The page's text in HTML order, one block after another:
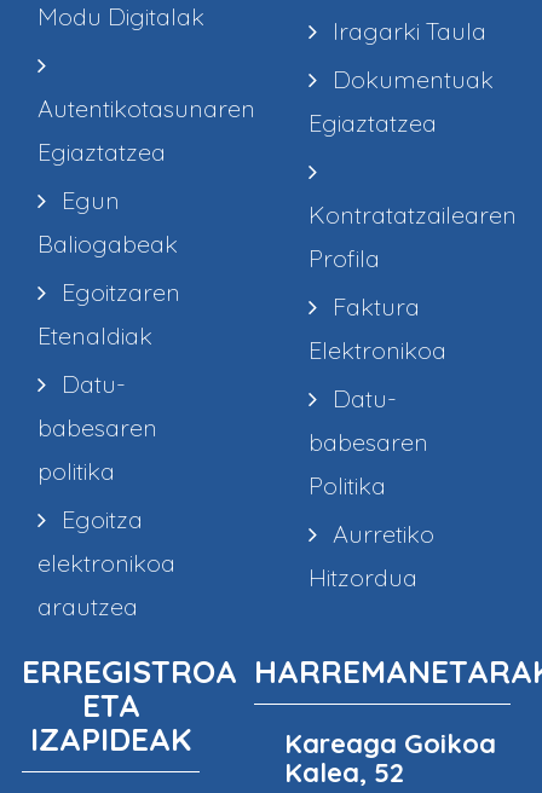
Modu Digitalak
Autentikotasunaren
Egiaztatzea
Egun
Baliogabeak
Egoitzaren
Etenaldiak
Datu-
babesaren
politika
Egoitza
elektronikoa
arautzea
Iragarki Taula
Dokumentuak
Egiaztatzea
Kontratatzailearen
Profila
Faktura
Elektronikoa
Datu-
babesaren
Politika
Aurretiko
Hitzordua
ERREGISTROA
ETA
IZAPIDEAK
Kareaga Goikoa
Kalea, 52